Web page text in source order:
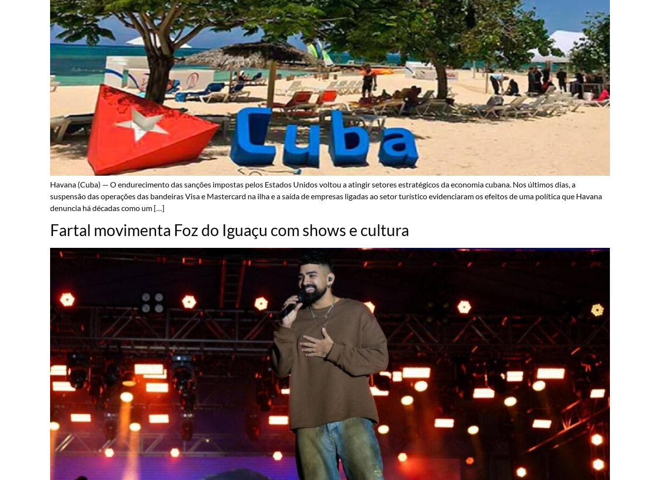
Havana (Cuba) — O endurecimento das sanções impostas pelos Estados Unidos voltou a atingir setores estratégicos da economia cubana. Nos últimos dias, a
suspensão das operações das bandeiras Visa e Mastercard na ilha e a saída de empresas ligadas ao setor turístico evidenciaram os efeitos de uma política que Havana
denuncia há décadas como um […]
Fartal movimenta Foz do Iguaçu com shows e cultura